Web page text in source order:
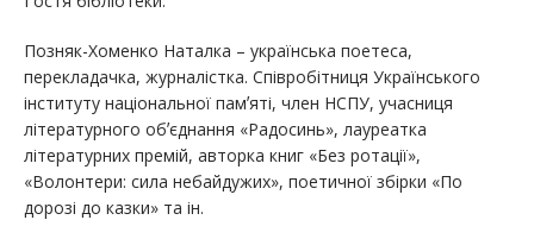
Позняк-Хоменко Наталка – українська поетеса,
перекладачка, журналістка. Співробітниця Українського
інституту національної памʼяті, член НСПУ, учасниця
літературного обʼєднання «Радосинь», лауреатка
літературних премій, авторка книг «Без ротації»,
«Волонтери: сила небайдужих», поетичної збірки «По
дорозі до казки» та ін.